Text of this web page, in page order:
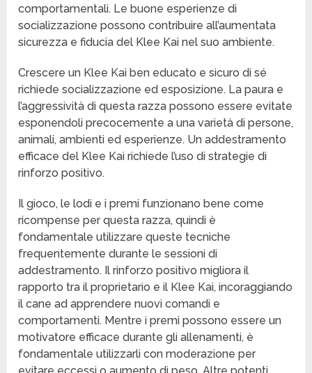
comportamentali. Le buone esperienze di
socializzazione possono contribuire all’aumentata
sicurezza e fiducia del Klee Kai nel suo ambiente.
Crescere un Klee Kai ben educato e sicuro di sé
richiede socializzazione ed esposizione. La paura e
l’aggressività di questa razza possono essere evitate
esponendoli precocemente a una varietà di persone,
animali, ambienti ed esperienze. Un addestramento
efficace del Klee Kai richiede l’uso di strategie di
rinforzo positivo.
Il gioco, le lodi e i premi funzionano bene come
ricompense per questa razza, quindi è
fondamentale utilizzare queste tecniche
frequentemente durante le sessioni di
addestramento. Il rinforzo positivo migliora il
rapporto tra il proprietario e il Klee Kai, incoraggiando
il cane ad apprendere nuovi comandi e
comportamenti. Mentre i premi possono essere un
motivatore efficace durante gli allenamenti, è
fondamentale utilizzarli con moderazione per